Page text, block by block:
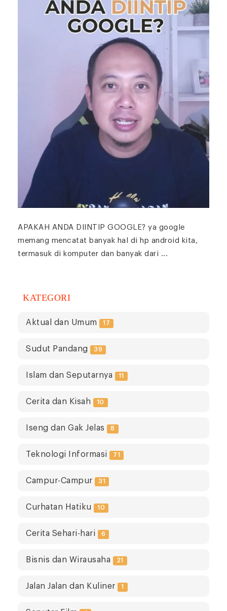
APAKAH ANDA DIINTIP GOOGLE? ya google
memang mencatat banyak hal di hp android kita,
termasuk di komputer dan banyak dari ...
KATEGORI
Aktual dan Umum 17
Sudut Pandang 39
Islam dan Seputarnya 11
Cerita dan Kisah 10
Iseng dan Gak Jelas 8
Teknologi Informasi 71
Campur-Campur 31
Curhatan Hatiku 10
Cerita Sehari-hari 6
Bisnis dan Wirausaha 21
Jalan Jalan dan Kuliner 1